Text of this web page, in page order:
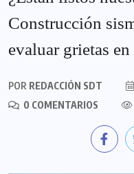
Construcción
evaluar grietas en
POR REDACCIÓN SDT
0 COMENTARIOS